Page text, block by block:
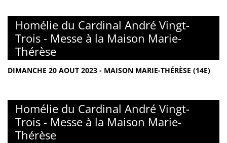
Homélie du Cardinal André Vingt-
Trois - Messe à la Maison Marie-
Thérèse
DIMANCHE 20 AOUT 2023 - MAISON MARIE-THÉRÈSE (14E)
Homélie du Cardinal André Vingt-
Trois - Messe à la Maison Marie-
Thérèse